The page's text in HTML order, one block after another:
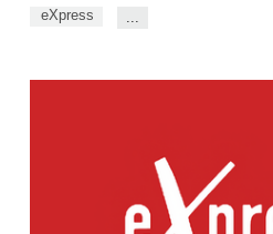
eXpress ...